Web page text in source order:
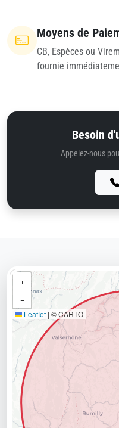
Moyens de
CB, Espèces ou
fournie
Besoin
Appelez-nous
+
−
Leaflet | © CARTO